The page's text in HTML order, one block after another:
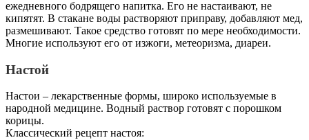
ежедневного бодрящего напитка. Его не настаивают, не
кипятят. В стакане воды растворяют приправу, добавляют мед,
размешивают. Такое средство готовят по мере необходимости.
Многие используют его от изжоги, метеоризма, диареи.
Настой
Настои – лекарственные формы, широко используемые в
народной медицине. Водный раствор готовят с порошком
корицы.
Классический рецепт настоя: